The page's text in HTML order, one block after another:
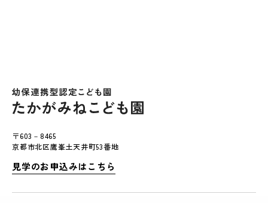
〒603－8465
京都市北区鷹峯土天井町53番地
見学のお申込みはこちら